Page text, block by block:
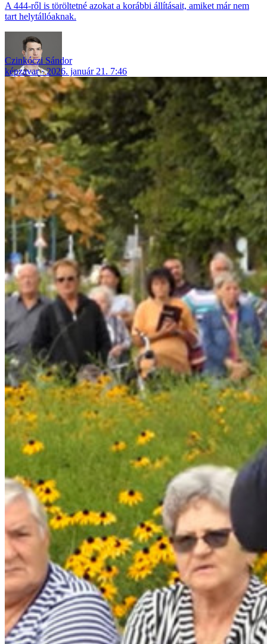
A 444-ről is töröltetné azokat a korábbi állításait, amiket már nem
tart helytállóaknak.
Czinkóczi Sándor
képzavar
2026. január 21. 7:46